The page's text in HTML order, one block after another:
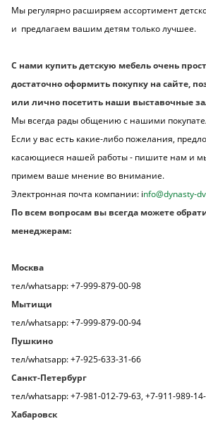
Мы регулярно расширяем ассортимент
и предлагаем вашим детям только лучшее.
С нами купить детскую мебель очень
достаточно оформить покупку на сайте,
или лично посетить наши выставочные
Мы всегда рады общению с нашими
Если у вас есть какие-либо пожелания,
касающиеся нашей работы - пишите нам и
примем ваше мнение во внимание.
Электронная почта компании: info@dynasty-
По всем вопросам вы всегда можете
менеджерам:
Москва
тел/whatsapp: +7-999-879-00-98
Мытищи
тел/whatsapp: +7-999-879-00-94
Пушкино
тел/whatsapp: +7-925-633-31-66
Санкт-Петербург
тел/whatsapp: +7-981-012-79-63, +7-911-989-
Хабаровск